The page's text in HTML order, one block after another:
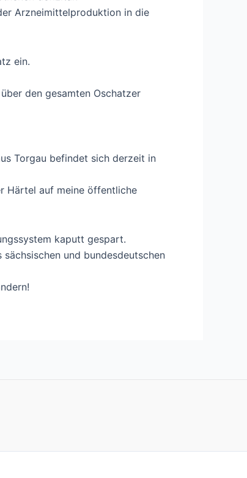
Arzneimittelproduktion in die
ein.
den gesamten Oschatzer
Torgau befindet sich derzeit in
Härtel auf meine öffentliche
kaputt gespart.
sächsischen und bundesdeutschen